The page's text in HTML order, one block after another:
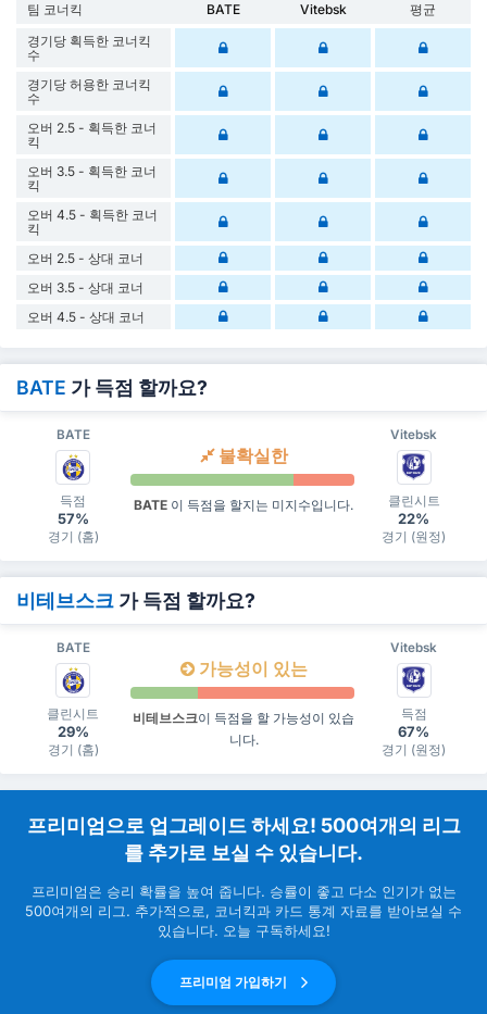
팀 코너킥 BATE Vitebsk
평균
경기당 획득한 코너킥
수
경기당 허용한 코너킥
수
오버 2.5 - 획득한 코너
킥
오버 3.5 - 획득한 코너
킥
오버 4.5 - 획득한 코너
킥
오버 2.5 - 상대 코너
오버 3.5 - 상대 코너
오버 4.5 - 상대 코너
BATE 가 득점 할까요?
BATE Vitebsk
득점
57%
경기 (홈)
불확실한
BATE 이 득점을 할지는 미지수입니다. 클린시트
22%
경기 (원정)
비테브스크 가 득점 할까요?
BATE Vitebsk
클린시트
29%
경기 (홈)
가능성이 있는
비테브스크이 득점을 할 가능성이 있습
니다.
득점
67%
경기 (원정)
프리미엄으로 업그레이드 하세요! 500여개의 리그
를 추가로 보실 수 있습니다.
프리미엄은 승리 확률을 높여 줍니다. 승률이 좋고 다소 인기가 없는
500여개의 리그. 추가적으로, 코너킥과 카드 통계 자료를 받아보실 수
있습니다. 오늘 구독하세요!
프리미엄 가입하기